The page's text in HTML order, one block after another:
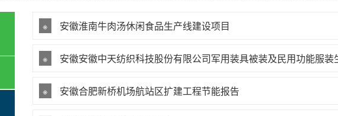
※ 安徽淮南牛肉汤休闲食品生产线建设项目
※ 安徽安徽中天纺织科技股份有限公司军用装具被装及民用功能服
※ 安徽合肥新桥机场航站区扩建工程节能报告